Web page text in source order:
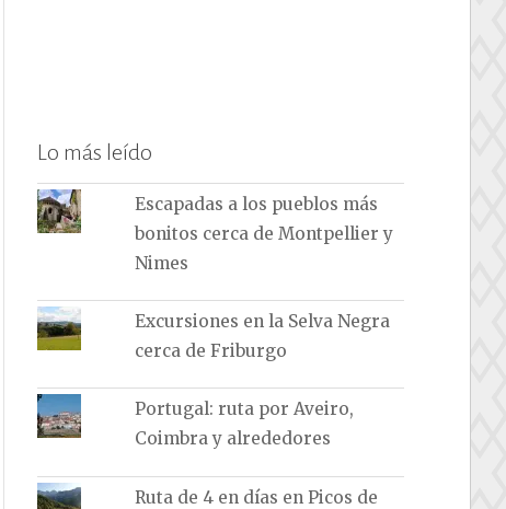
Lo más leído
Escapadas a los pueblos más
bonitos cerca de Montpellier y
Nimes
Excursiones en la Selva Negra
cerca de Friburgo
Portugal: ruta por Aveiro,
Coimbra y alrededores
Ruta de 4 en días en Picos de